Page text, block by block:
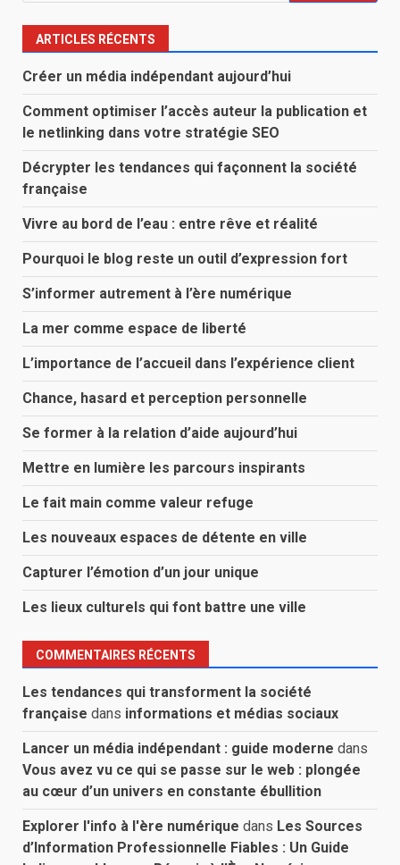
ARTICLES RÉCENTS
Créer un média indépendant aujourd’hui
Comment optimiser l’accès auteur la publication et
le netlinking dans votre stratégie SEO
Décrypter les tendances qui façonnent la société
française
Vivre au bord de l’eau : entre rêve et réalité
Pourquoi le blog reste un outil d’expression fort
S’informer autrement à l’ère numérique
La mer comme espace de liberté
L’importance de l’accueil dans l’expérience client
Chance, hasard et perception personnelle
Se former à la relation d’aide aujourd’hui
Mettre en lumière les parcours inspirants
Le fait main comme valeur refuge
Les nouveaux espaces de détente en ville
Capturer l’émotion d’un jour unique
Les lieux culturels qui font battre une ville
COMMENTAIRES RÉCENTS
Les tendances qui transforment la société
française dans informations et médias sociaux
Lancer un média indépendant : guide moderne dans
Vous avez vu ce qui se passe sur le web : plongée
au cœur d’un univers en constante ébullition
Explorer l'info à l'ère numérique dans Les Sources
d’Information Professionnelle Fiables : Un Guide